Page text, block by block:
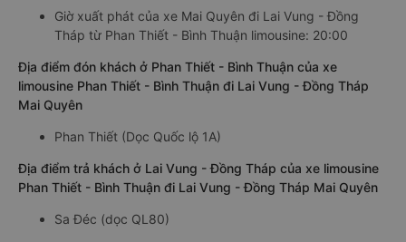
Giờ xuất phát của xe Mai Quyên đi Lai Vung - Đồng
Tháp từ Phan Thiết - Bình Thuận limousine: 20:00
Địa điểm đón khách ở Phan Thiết - Bình Thuận của xe
limousine Phan Thiết - Bình Thuận đi Lai Vung - Đồng Tháp
Mai Quyên
Phan Thiết (Dọc Quốc lộ 1A)
Địa điểm trả khách ở Lai Vung - Đồng Tháp của xe limousine
Phan Thiết - Bình Thuận đi Lai Vung - Đồng Tháp Mai Quyên
Sa Đéc (dọc QL80)